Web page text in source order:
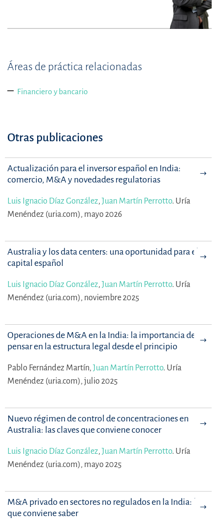
Áreas de práctica relacionadas
Financiero y bancario
Otras publicaciones
Actualización para el inversor español en India:
comercio, M&A y novedades regulatorias
Luis Ignacio Díaz González, Juan Martín Perrotto. Uría
Menéndez (uria.com), mayo 2026
Australia y los data centers: una oportunidad para el
capital español
Luis Ignacio Díaz González, Juan Martín Perrotto. Uría
Menéndez (uria.com), noviembre 2025
Operaciones de M&A en la India: la importancia de
pensar en la estructura legal desde el principio
Pablo Fernández Martín, Juan Martín Perrotto. Uría
Menéndez (uria.com), julio 2025
Nuevo régimen de control de concentraciones en
Australia: las claves que conviene conocer
Luis Ignacio Díaz González, Juan Martín Perrotto. Uría
Menéndez (uria.com), mayo 2025
M&A privado en sectores no regulados en la India: lo
que conviene saber